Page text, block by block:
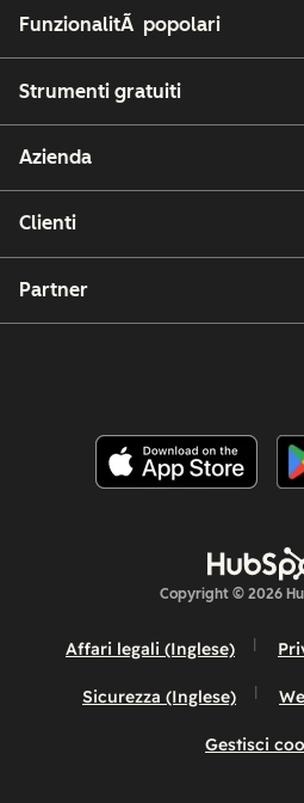
FunzionalitÃ popolari
Strumenti gratuiti
Azienda
Clienti
Partner
Copyright © 2026
Affari legali (Inglese)
Sicurezza (Inglese)
Gestisci